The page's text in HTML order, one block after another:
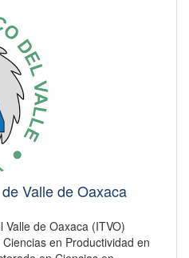
Valle de Oaxaca
Valle de Oaxaca (ITVO)
en Productividad en